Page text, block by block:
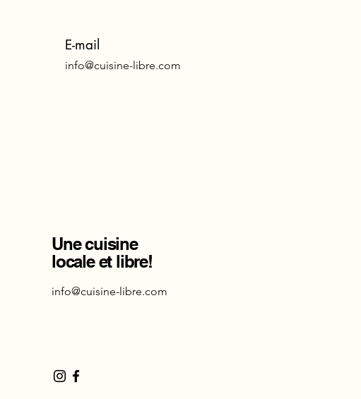
E-mail
info@cuisine-libre.com
Une cuisine
locale et libre!
info@cuisine-libre.com